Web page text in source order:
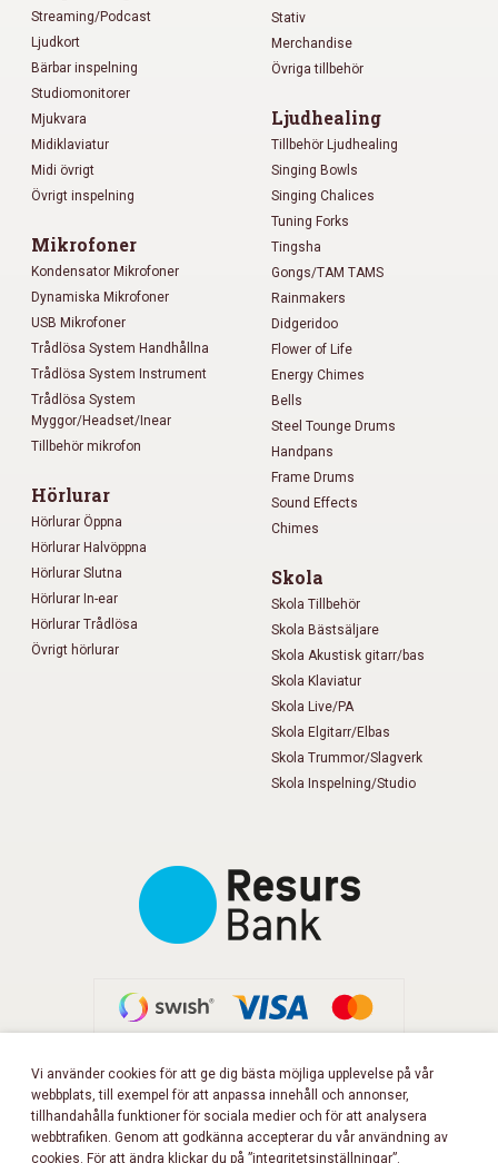
Streaming/Podcast
Ljudkort
Bärbar inspelning
Studiomonitorer
Mjukvara
Midiklaviatur
Midi övrigt
Övrigt inspelning
Mikrofoner
Kondensator Mikrofoner
Dynamiska Mikrofoner
USB Mikrofoner
Trådlösa System Handhållna
Trådlösa System Instrument
Trådlösa System
Myggor/Headset/Inear
Tillbehör mikrofon
Hörlurar
Hörlurar Öppna
Hörlurar Halvöppna
Hörlurar Slutna
Hörlurar In-ear
Hörlurar Trådlösa
Övrigt hörlurar
Stativ
Merchandise
Övriga tillbehör
Ljudhealing
Tillbehör Ljudhealing
Singing Bowls
Singing Chalices
Tuning Forks
Tingsha
Gongs/TAM TAMS
Rainmakers
Didgeridoo
Flower of Life
Energy Chimes
Bells
Steel Tounge Drums
Handpans
Frame Drums
Sound Effects
Chimes
Skola
Skola Tillbehör
Skola Bästsäljare
Skola Akustisk gitarr/bas
Skola Klaviatur
Skola Live/PA
Skola Elgitarr/Elbas
Skola Trummor/Slagverk
Skola Inspelning/Studio
FÖLJ OSS PÅ FACEBOOK!
Vi använder cookies för att ge dig bästa möjliga upplevelse på vår
webbplats, till exempel för att anpassa innehåll och annonser,
tillhandahålla funktioner för sociala medier och för att analysera
webbtrafiken. Genom att godkänna accepterar du vår användning av
cookies. För att ändra klickar du på ”integritetsinställningar”.